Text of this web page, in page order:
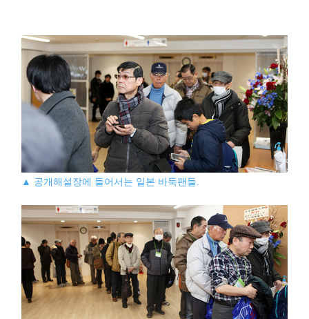
▲ 공개해설장에 들어서는 일본 바둑팬들.